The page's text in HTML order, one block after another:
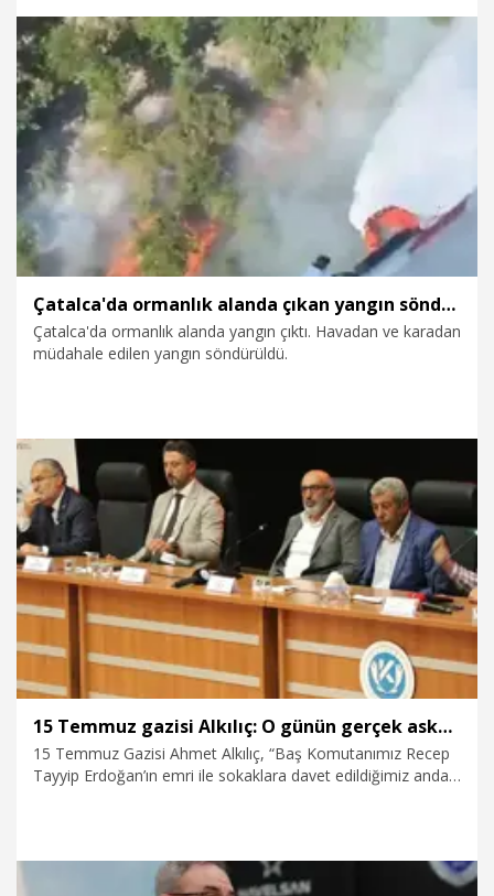
Türklerine 'siyasi alan açması' çağrısında bulunmakta ve
tüketilmiş federasyon modelini tek çözüm seçeneği olarak
dayatmaktadır. Kıbrıs Türklüğüne istikamet tayin edecek
irade, Brüksel’de değildir" dedi.
19.07.2026 Politika
Çatalca'da ormanlık alanda çıkan yangın söndürüldü
Çatalca'da ormanlık alanda yangın çıktı. Havadan ve karadan
müdahale edilen yangın söndürüldü.
18.07.2026 Gündem
15 Temmuz gazisi Alkılıç: O günün gerçek askerleri bizler olduk
15 Temmuz Gazisi Ahmet Alkılıç, “Baş Komutanımız Recep
Tayyip Erdoğan’ın emri ile sokaklara davet edildiğimiz anda
mislisiyle de bu hainlerin üzerine verdi. Tam köprünün
girişinde yüzlerce insan koşar adımlarla bu hainlere doğru